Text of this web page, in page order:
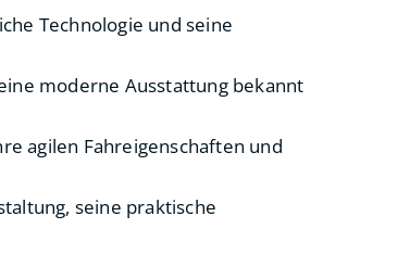
Technologie und seine
moderne Ausstattung bekannt
agilen Fahreigenschaften und
seine praktische